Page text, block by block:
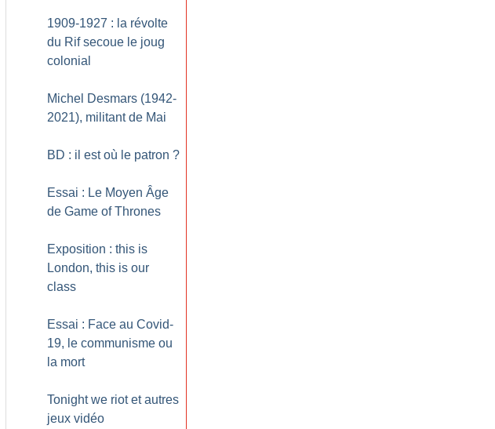
1909-1927 : la révolte
du Rif secoue le joug
colonial
Michel Desmars (1942-
2021), militant de Mai
BD : il est où le patron ?
Essai : Le Moyen Âge
de Game of Thrones
Exposition : this is
London, this is our
class
Essai : Face au Covid-
19, le communisme ou
la mort
Tonight we riot et autres
jeux vidéo